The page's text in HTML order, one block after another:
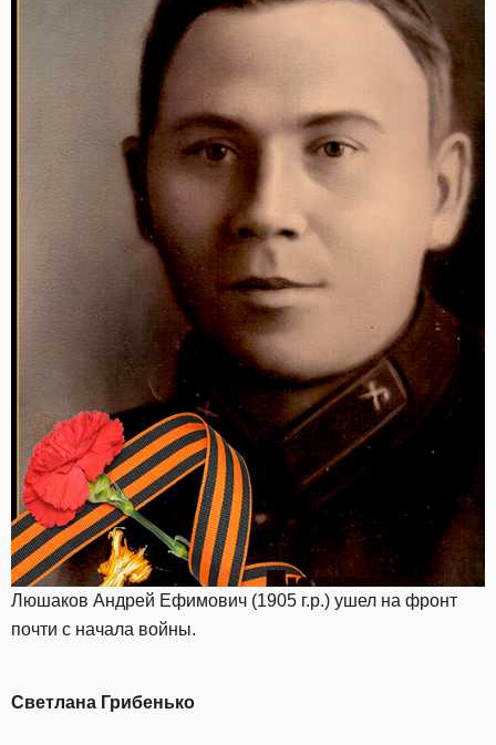
Люшаков Андрей Ефимович (1905 г.р.) ушел на фронт
почти с начала войны.
Светлана Грибенько